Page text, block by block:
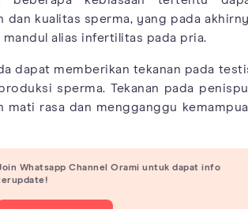
dan kualitas sperma, yang pada
alias infertilitas pada pria.
dapat memberikan tekanan pada
sperma. Tekanan pada
mati rasa dan mengganggu
Whatsapp Channel Orami untuk dapat info